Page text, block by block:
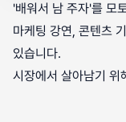
'배워서 남 주자'를 모
마케팅 강연, 콘텐츠
있습니다.